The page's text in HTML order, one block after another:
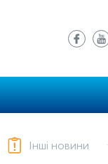
Інші новини